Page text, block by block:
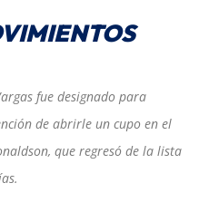
fue designado para
de abrirle un cupo en el
que regresó de la lista